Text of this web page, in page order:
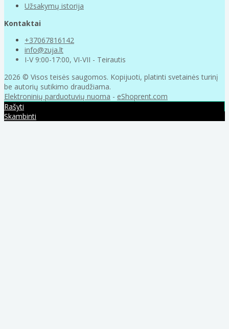
Užsakymų istorija
Kontaktai
+37067816142
info@zuja.lt
I-V 9:00-17:00, VI-VII - Teirautis
2026 © Visos teisės saugomos. Kopijuoti, platinti svetainės turinį
be autorių sutikimo draudžiama.
Elektroninių parduotuvių nuoma - eShoprent.com
Rašyti
Skambinti